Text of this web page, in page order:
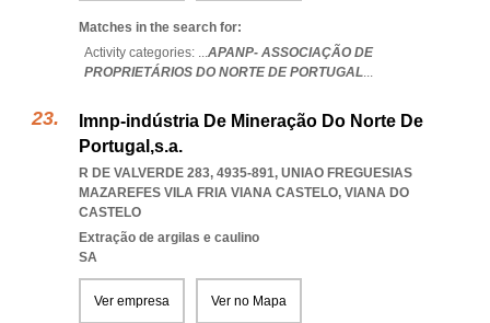
Matches in the search for:
Activity categories: ...APANP- ASSOCIAÇÃO DE
PROPRIETÁRIOS DO NORTE DE PORTUGAL...
Imnp-indústria De Mineração Do Norte De
Portugal,s.a.
R DE VALVERDE 283, 4935-891, UNIAO FREGUESIAS
MAZAREFES VILA FRIA VIANA CASTELO, VIANA DO
CASTELO
Extração de argilas e caulino
SA
Ver empresa Ver no Mapa